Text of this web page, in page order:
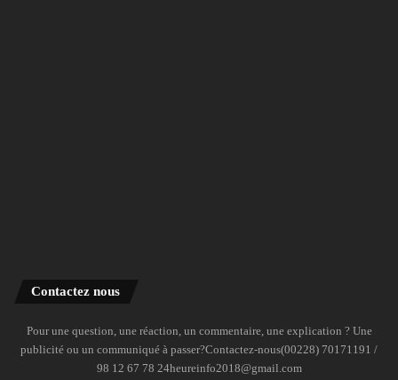
Contactez nous
Pour une question, une réaction, un commentaire, une explication ? Une
publicité ou un communiqué à passer?Contactez-nous(00228) 70171191 /
98 12 67 78 24heureinfo2018@gmail.com